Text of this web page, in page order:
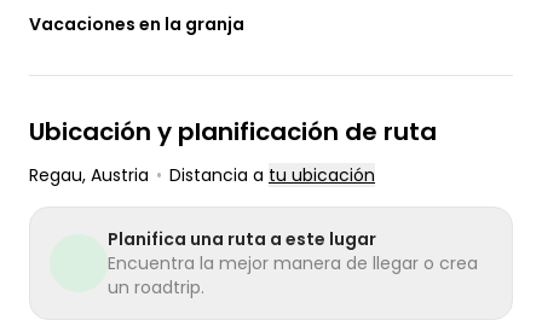
Vacaciones en la granja
Ubicación y planificación de ruta
Regau, Austria • Distancia a tu ubicación
Planifica una ruta a este lugar
Encuentra la mejor manera de llegar o crea
un roadtrip.